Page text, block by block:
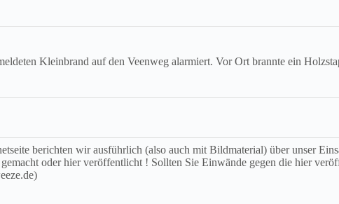
Kleinbrand auf den Veenweg alarmiert. Vor Ort brannte ein
berichten wir ausführlich (also auch mit Bildmaterial) über unser
oder hier veröffentlicht ! Sollten Sie Einwände gegen die hier